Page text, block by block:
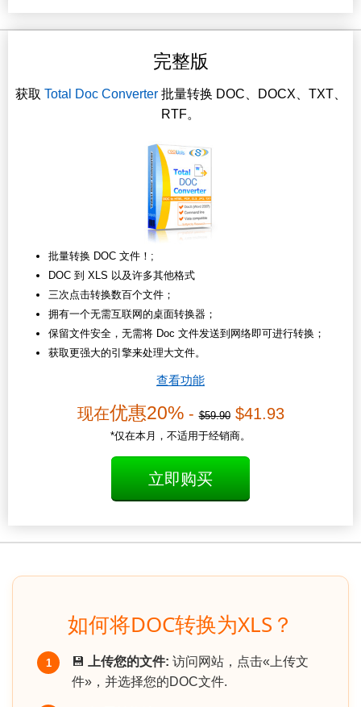
完整版
获取 Total Doc Converter批量转换 DOC、DOCX、TXT、
RTF。
批量转换 DOC 文件！;
DOC 到 XLS 以及许多其他格式
三次点击转换数百个文件；
拥有一个无需互联网的桌面转换器；
保留文件安全，无需将 Doc 文件发送到网络即可进行转换；
获取更强大的引擎来处理大文件。
查看功能
现在优惠20%-$59.90$41.93
*仅在本月，不适用于经销商。
立即购买
如何将DOC转换为XLS？
1 💾 上传您的文件: 访问网站，点击«上传文
件»，并选择您的DOC文件.